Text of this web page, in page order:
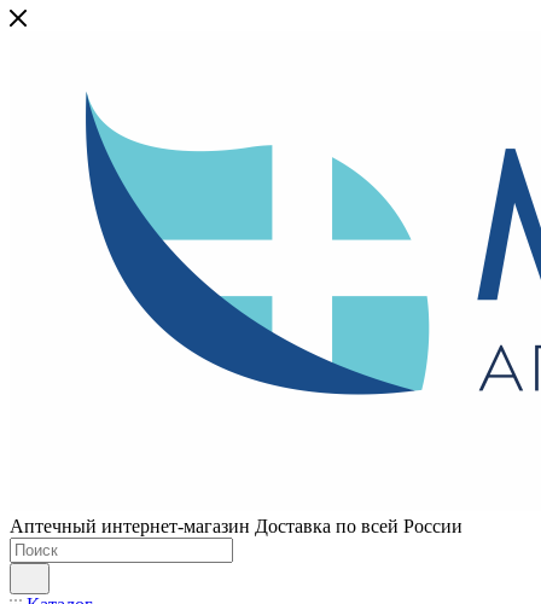
Аптечный интернет-магазин Доставка по всей России